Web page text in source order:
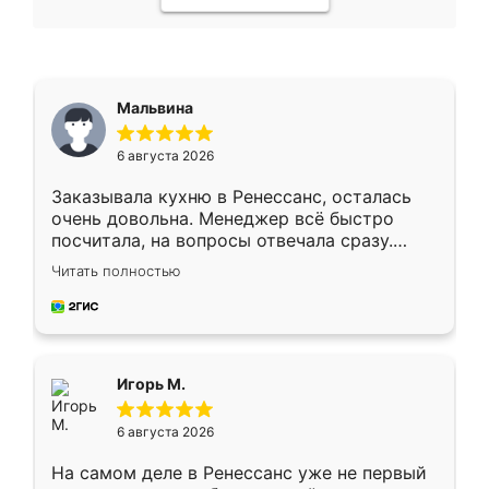
Мальвина
6 августа 2026
Заказывала кухню в Ренессанс, осталась
очень довольна. Менеджер всё быстро
посчитала, на вопросы отвечала сразу.
Замерщик приехал в субботу, подошёл к
делу со всей ответственностью. Собрали
за день, ребята работали аккуратно, даже
Читать полностью
Игорь М.
6 августа 2026
На самом деле в Ренессанс уже не первый